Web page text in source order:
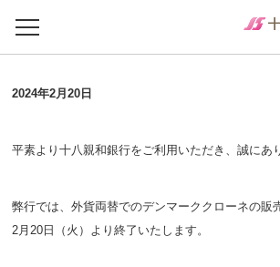
2024年2月20日
平素より十八親和銀行をご利用いただき、誠にあ
弊行では、外貨両替でのデンマーククローネの販
2月20日（火）より終了いたします。